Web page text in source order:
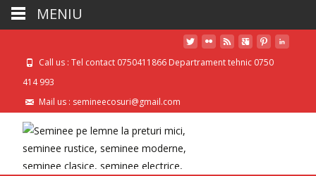
Call us : Tel contact 0750411866 Departrament tehnic 0750
414 993
Mail us : semineecosuri@gmail.com
MENIU